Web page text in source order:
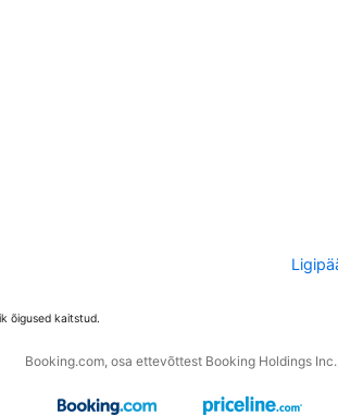
õigused kaitstud.
Booking.com, osa ettevõttest Booking Holdings